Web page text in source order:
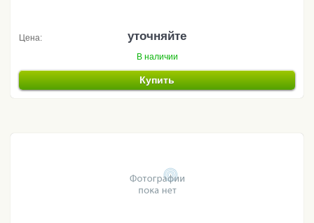
Цена: уточняйте
В наличии
Купить